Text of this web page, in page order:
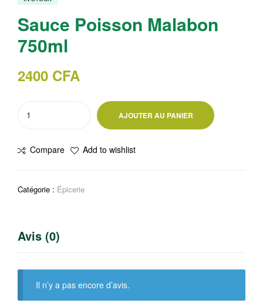
Sauce Poisson Malabon
750ml
2400 CFA
Poisson
AJOUTER AU PANIER
Compare Add to wishlist
Catégorie : Épicerie
Avis (0)
Il n’y a pas encore d’avis.